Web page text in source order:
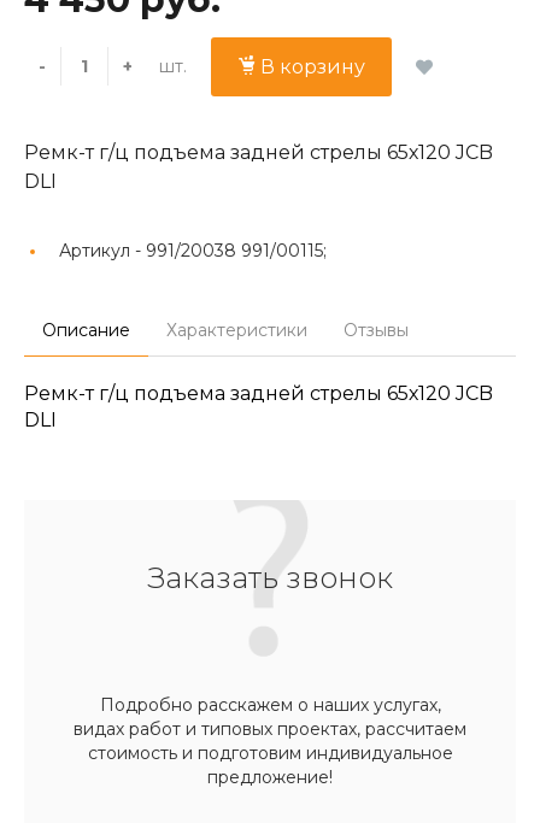
- + шт. В корзину
Ремк-т г/ц подъема задней стрелы 65х120 JCB
DLI
Артикул - 991/20038 991/00115;
Описание Характеристики Отзывы
Ремк-т г/ц подъема задней стрелы 65х120 JCB
DLI
Заказать звонок
Подробно расскажем о наших услугах,
видах работ и типовых проектах, рассчитаем
стоимость и подготовим индивидуальное
предложение!